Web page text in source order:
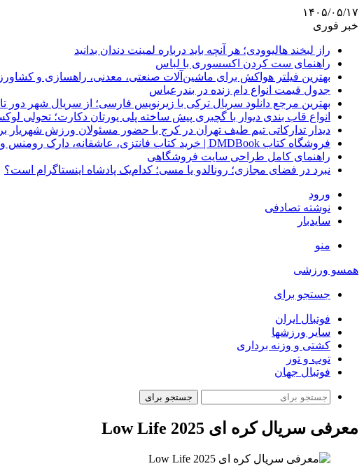
۱۴۰۵/۰۵/۱۷
خبر فوری
راز لبخند هالیوودی؛ هر آنچه باید درباره لمینت دندان بدانید
راهنمای ست کردن اکسسوری با لباس
بهترین فیلتر هواکش برای ماشین‌آلات صنعتی، معدنی، راهسازی و
جدول قیمت انواع دام زنده در بندرعباس
بهترین مرجع دانلود سریال ترکی با زیرنویس فارسی؛ از سریال شهر دور
انواع قاب بندی دیوار با گچبری پیش ساخته پلی یورتان دکارت؛ تحولی
دیدار تدارکاتی تیم طیف تهران در کرج با حضور مسئولان ورزش شهریار
فروشگاه کتاب DMDBook | خرید کتاب فانتزی، عاشقانه، دارک رومنس و رمان بدون حذفیات
راهنمای کامل طراحی سایت فروشگاهی
نبرد در فضای مجازی؛ رونالدو یا مسی؛ کدام‌یک پادشاه اینستاگرام است؟
ورود
نوشته تصادفی
سایدبار
منو
همسو ورزشی
جستجو برای
فوتبال ایران
سایر ورزشها
کشتی و وزنه برداری
توپ و تور
فوتبال جهان
جستجو برای
معرفی سریال کره ای Low Life 2025